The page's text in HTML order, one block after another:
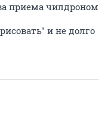
приема чилдроном
и не долго